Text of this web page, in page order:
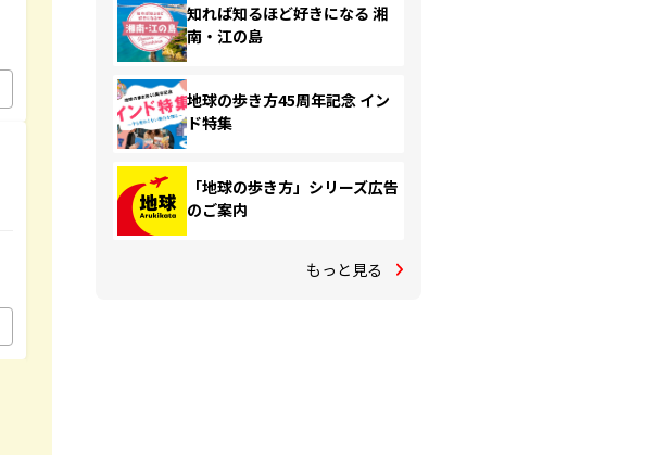
知れば知るほど好きになる 湘
南・江の島
地球の歩き方45周年記念 イン
ド特集
「地球の歩き方」シリーズ広告
のご案内
もっと見る